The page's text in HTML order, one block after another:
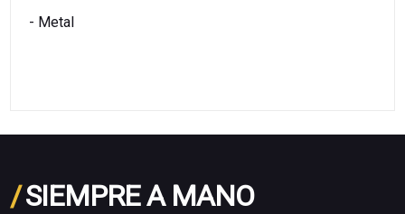
- Metal
/SIEMPRE A MANO